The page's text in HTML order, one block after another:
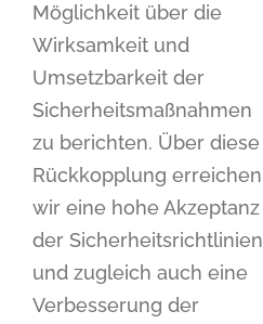
Möglichkeit über die
Wirksamkeit und
Umsetzbarkeit der
Sicherheitsmaßnahmen
zu berichten. Über diese
Rückkopplung erreichen
wir eine hohe Akzeptanz
der Sicherheitsrichtlinien
und zugleich auch eine
Verbesserung der